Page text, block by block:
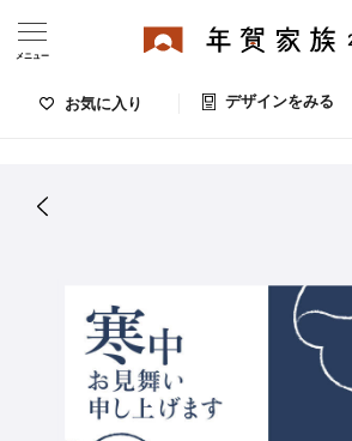
お気に入り デザインをみる
メニュー
デザインをみる
お支払い方法
出荷日・配送